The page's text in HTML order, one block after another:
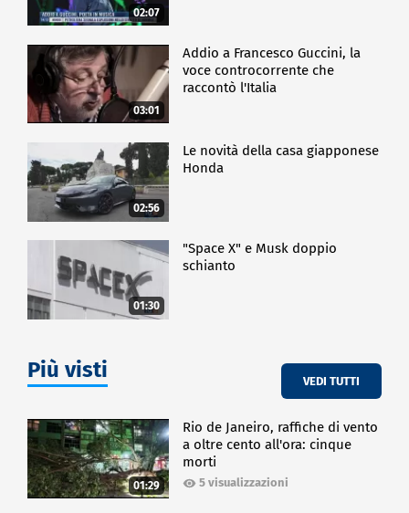
02:07
03:01
Addio a Francesco Guccini, la
voce controcorrente che
raccontò l'Italia
02:56
Le novità della casa giapponese
Honda
01:30
"Space X" e Musk doppio
schianto
Più visti VEDI TUTTI
01:29
Rio de Janeiro, raffiche di vento
a oltre cento all'ora: cinque
morti
5 visualizzazioni